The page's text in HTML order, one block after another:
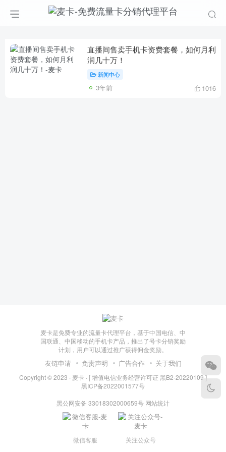
直播间售卖手机卡资费套餐，如何月利
润几十万！
新闻中心
3年前 1016
麦卡是免费专业的流量卡代理平台，基于中国电信、中
国联通、中国移动的手机卡产品，推出了号卡分销奖励
计划，用户可以通过推广获得佣金奖励。
友链申请 免责声明 广告合作 关于我们
Copyright © 2023 · 麦卡 · [ 增值电信业务经营许可证 黑B2-20220109 ]
黑ICP备2022001577号
黑公网安备 33018302000659号 网站统计
微信客服 关注公众号